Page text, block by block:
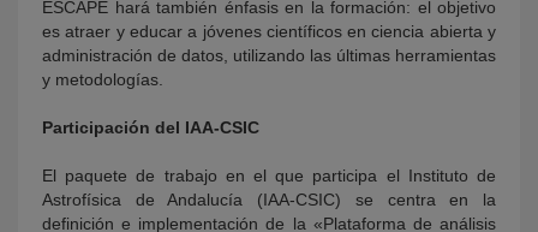
ESCAPE hará también énfasis en la formación: el objetivo
es atraer y educar a jóvenes científicos en ciencia abierta y
administración de datos, utilizando las últimas herramientas
y metodologías.
Participación del IAA-CSIC
El paquete de trabajo en el que participa el Instituto de
Astrofísica de Andalucía (IAA-CSIC) se centra en la
definición e implementación de la «Plataforma de análisis